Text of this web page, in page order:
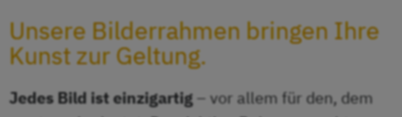
Unsere Bilderrahmen bringen Ihre
Kunst zur Geltung.
Jedes Bild ist einzigartig – vor allem für den, dem
TAF Tafireyi Tendayi
Ger van Tankeren
Jutta Votteler